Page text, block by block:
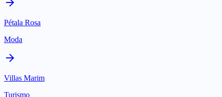
Pétala Rosa
Moda
Villas Marim
Turismo